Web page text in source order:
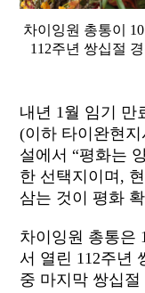
차이잉원 총통이
112주년 쌍십절
내년 1월 임기 만
(이하 타이완현
설에서 “평화는
한 선택지이며,
삼는 것이 평화
차이잉원 총통은
서 열린 112주년
중 마지막 쌍십